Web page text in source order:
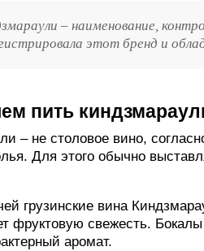
– наименование,
этот бренд и
пить
– не столовое вино,
Для этого обычно
грузинские вина
фруктовую свежесть.
аромат.